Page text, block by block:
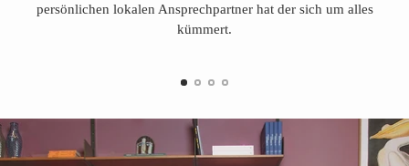
persönlichen lokalen Ansprechpartner hat der sich um alles
kümmert.